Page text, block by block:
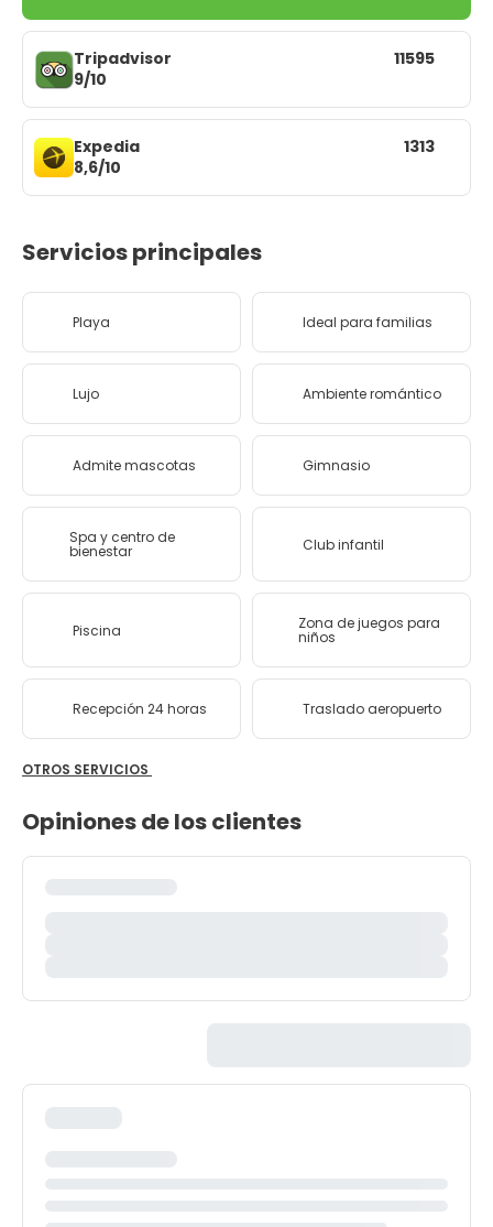
Tripadvisor
9/10
11595
Expedia
8,6/10
1313
Servicios principales
Playa Ideal para familias
Lujo Ambiente romántico
Admite mascotas Gimnasio
Spa y centro de
bienestar Club infantil
Piscina Zona de juegos para
niños
Recepción 24 horas Traslado aeropuerto
OTROS SERVICIOS
Opiniones de los clientes